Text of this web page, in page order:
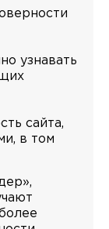
узнавать
сайта,
в том